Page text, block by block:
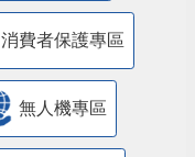
消費者保護專區
無人機專區